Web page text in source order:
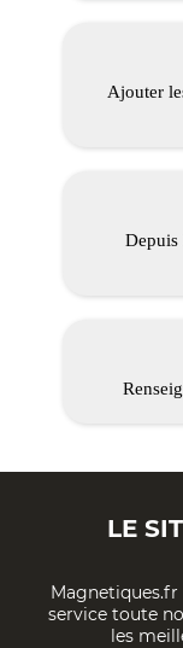
Ajouter
Depuis
LE
service toute
les